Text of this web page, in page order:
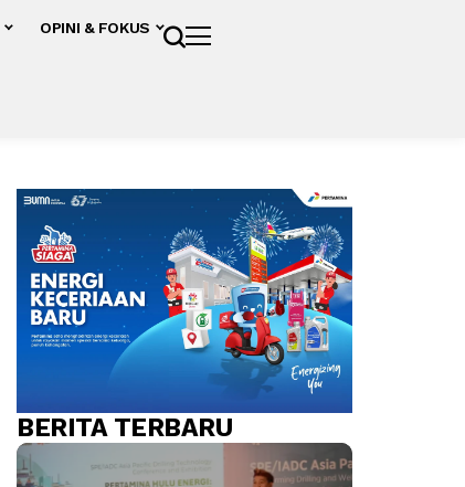
OPINI & FOKUS
BERITA TERBARU